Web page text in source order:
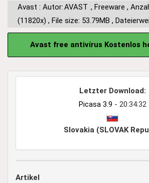
Avast : Autor:AVAST , Freeware ,
(11820x) , File size: 53.79MB ,
Avast free antivírus Kostenlos
Letzter Download:
Picasa 3.9 - 20:34:32
Slovakia (SLOVAK
Artikel